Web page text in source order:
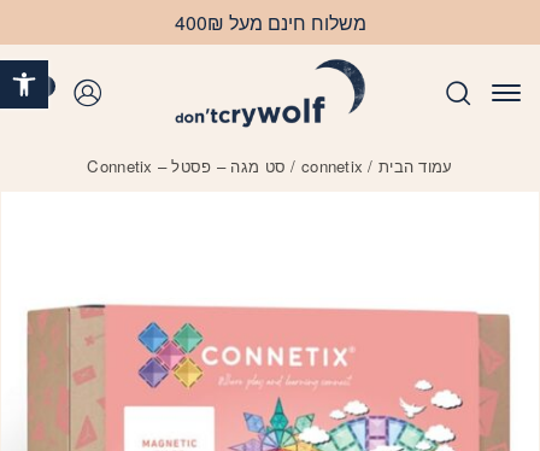
משלוח חינם מעל 400₪
עמוד הבית/
connetix / סט מגה – פסטל – Connetix